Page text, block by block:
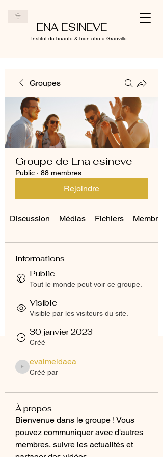
ENA ESINEVE
Institut de beauté & bien-être à Granville
Groupes
Groupe de Ena esineve
Public · 88 membres
Rejoindre
Discussion Médias Fichiers Membres
Informations
Public
Tout le monde peut voir ce groupe.
Visible
Visible par les visiteurs du site.
30 janvier 2023
Créé
evalmeidaea
evalmeidaea
Créé par
À propos
Bienvenue dans le groupe ! Vous
pouvez communiquer avec d'autres
membres, suivre les actualités et